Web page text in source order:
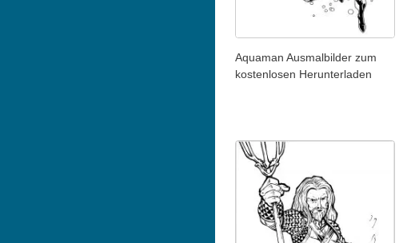
Aquaman Ausmalbilder zum
kostenlosen Herunterladen